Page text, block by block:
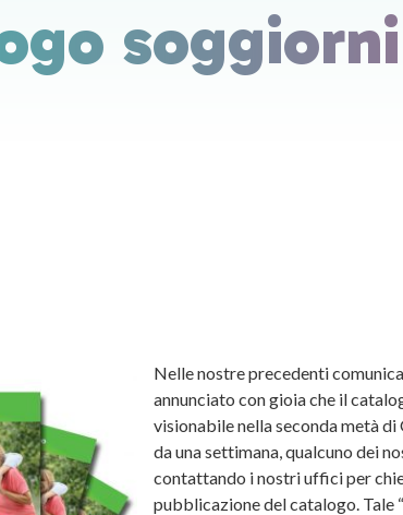
soggiorni
Nelle nostre precedenti
annunciato con gioia che il
visionabile nella seconda metà
da una settimana, qualcuno dei
contattando i nostri uffici per
pubblicazione del catalogo. Tale